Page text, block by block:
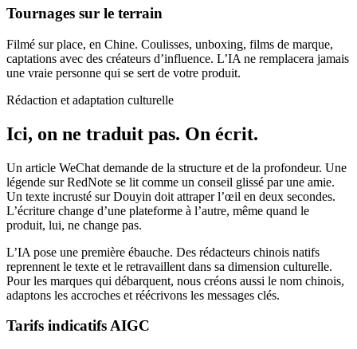
Tournages sur le terrain
Filmé sur place, en Chine. Coulisses, unboxing, films de marque,
captations avec des créateurs d’influence. L’IA ne remplacera jamais
une vraie personne qui se sert de votre produit.
Rédaction et adaptation culturelle
Ici, on ne traduit pas. On écrit.
Un article WeChat demande de la structure et de la profondeur. Une
légende sur RedNote se lit comme un conseil glissé par une amie.
Un texte incrusté sur Douyin doit attraper l’œil en deux secondes.
L’écriture change d’une plateforme à l’autre, même quand le
produit, lui, ne change pas.
L’IA pose une première ébauche. Des rédacteurs chinois natifs
reprennent le texte et le retravaillent dans sa dimension culturelle.
Pour les marques qui débarquent, nous créons aussi le nom chinois,
adaptons les accroches et réécrivons les messages clés.
Tarifs indicatifs AIGC